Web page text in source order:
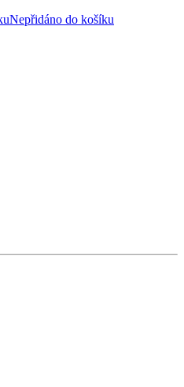
Nepřidáno do košíku